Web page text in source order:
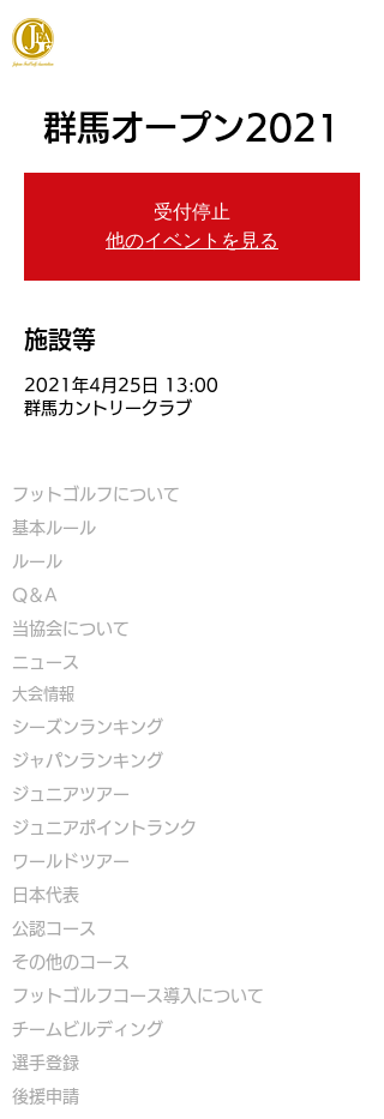
群馬オープン2021
受付停止
他のイベントを見る
施設等
2021年4月25日 13:00
群馬カントリークラブ
フットゴルフについて
基本ルール
ルール
Q＆A
​当協会について
​ニュース
大会情報
シーズンランキング
ジャパンランキング
ジュニアツアー
ジュニアポイントランク
​ワールドツアー
​​日本代表
公認コース
​その他のコース
​ フットゴルフコース導入について
​チームビルディング
選手登録​
​後援申請